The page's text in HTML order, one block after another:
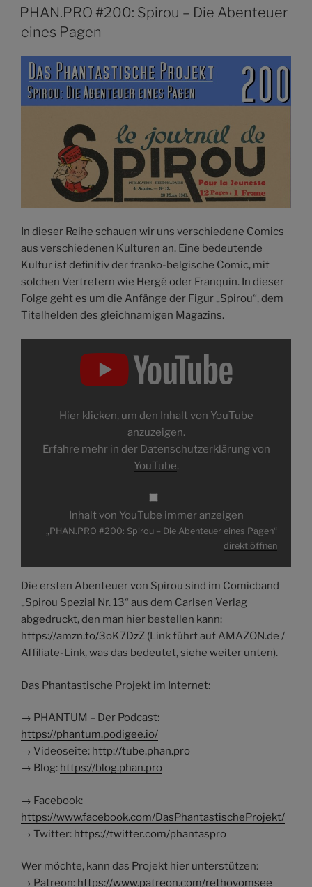
AM
PHAN.PRO #200: Spirou – Die Abenteuer
eines Pagen
In dieser Reihe schauen wir uns verschiedene Comics
aus verschiedenen Kulturen an. Eine bedeutende
Kultur ist definitiv der franko-belgische Comic, mit
solchen Vertretern wie Hergé oder Franquin. In dieser
Folge geht es um die Anfänge der Figur „Spirou“, dem
Titelhelden des gleichnamigen Magazins.
Hier klicken, um den Inhalt von YouTube
anzuzeigen.
Erfahre mehr in der Datenschutzerklärung von
YouTube.
Inhalt von YouTube immer anzeigen
„PHAN.PRO #200: Spirou – Die Abenteuer eines Pagen“
direkt öffnen
Die ersten Abenteuer von Spirou sind im Comicband
„Spirou Spezial Nr. 13“ aus dem Carlsen Verlag
abgedruckt, den man hier bestellen kann:
https://amzn.to/3oK7DzZ (Link führt auf AMAZON.de /
Affiliate-Link, was das bedeutet, siehe weiter unten).
Das Phantastische Projekt im Internet:
→ PHANTUM – Der Podcast:
https://phantum.podigee.io/
→ Videoseite: http://tube.phan.pro
→ Blog: https://blog.phan.pro
→ Facebook:
https://www.facebook.com/DasPhantastischeProjekt/
→ Twitter: https://twitter.com/phantaspro
Wer möchte, kann das Projekt hier unterstützen:
→ Patreon: https://www.patreon.com/rethovomsee